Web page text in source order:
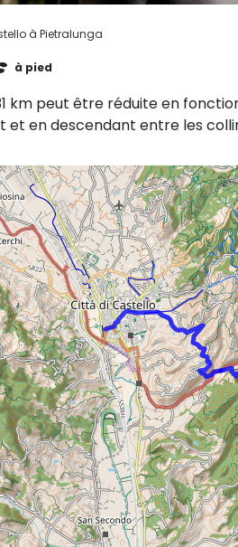
à Pietralunga
à pied
km peut être réduite en
en descendant entre les